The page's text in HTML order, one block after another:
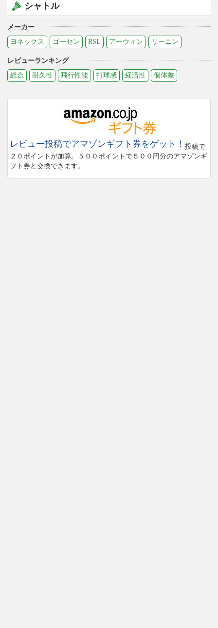
シャトル
メーカー
ヨネックス
ゴーセン RSL アーウィン リーニン
レビューランキング
総合
耐久性 飛行性能 打球感 経済性 個体差
レビュー投稿でアマゾンギフト券をゲット！ 投稿で
２０ポイントが加算。５００ポイントで５００円分のアマゾンギ
フト券と交換できます。